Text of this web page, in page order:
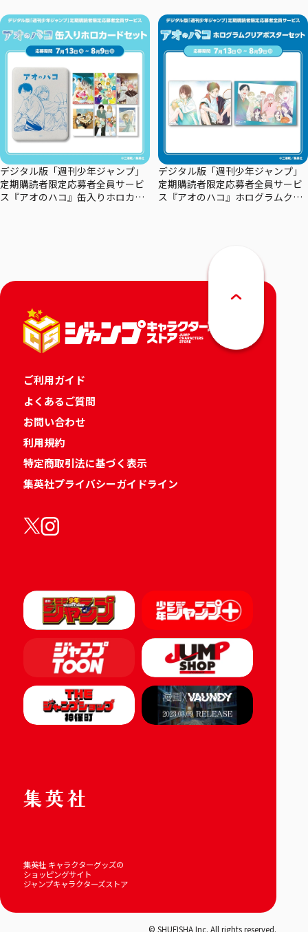
ン
デジタル版「週刊少年ジャンプ」
定期購読者限定応募者全員サービ
ス『アオのハコ』缶入りホロカー
デジタル版「週刊少年ジャンプ」
定期購読者限定応募者全員サービ
ス『アオのハコ』ホログラムクリ
ご利用ガイド
よくあるご質問
お問い合わせ
利用規約
特定商取引法に基づく表示
集英社プライバシーガイドライン
集英社 キャラクターグッズの
ショッピングサイト
ジャンプキャラクターズストア
© SHUEISHA Inc. All rights reserved.